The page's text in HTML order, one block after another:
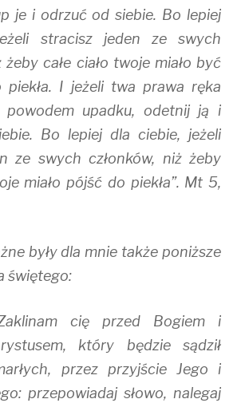
je i odrzuć od siebie. Bo lepiej
stracisz jeden ze swych
żeby całe ciało twoje miało być
piekła. I jeżeli twa prawa ręka
upadku, odetnij ją i
Bo lepiej dla ciebie, jeżeli
ze swych członków, niż żeby
miało pójść do piekła”. Mt 5,
były dla mnie także poniższe
świętego:
cię przed Bogiem i
który będzie sądził
przez przyjście Jego i
przepowiadaj słowo, nalegaj